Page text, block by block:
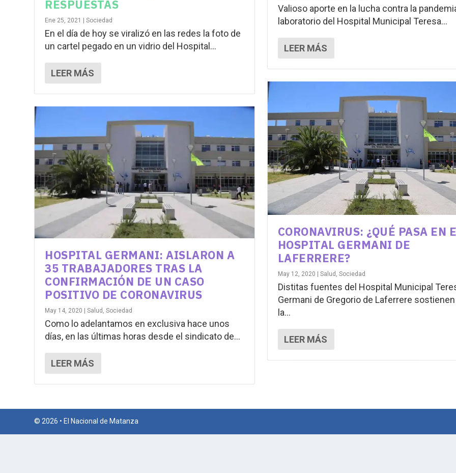
RESPUESTAS
Ene 25, 2021 |Sociedad
En el día de hoy se viralizó en las redes la foto de
un cartel pegado en un vidrio del Hospital...
LEER MÁS
HOSPITAL GERMANI: AISLARON A
35 TRABAJADORES TRAS LA
CONFIRMACIÓN DE UN CASO
POSITIVO DE CORONAVIRUS
May 14, 2020 |Salud ,Sociedad
Como lo adelantamos en exclusiva hace unos
días, en las últimas horas desde el sindicato de...
LEER MÁS
Valioso aporte en la lucha contra la
laboratorio del Hospital Municipal Teresa...
LEER MÁS
CORONAVIRUS: ¿QUÉ PASA EN
HOSPITAL GERMANI DE
LAFERRERE?
May 12, 2020 | Salud , Sociedad
Distitas fuentes del Hospital Municipal
Germani de Gregorio de Laferrere
la...
LEER MÁS
© 2026 • El Nacional de Matanza